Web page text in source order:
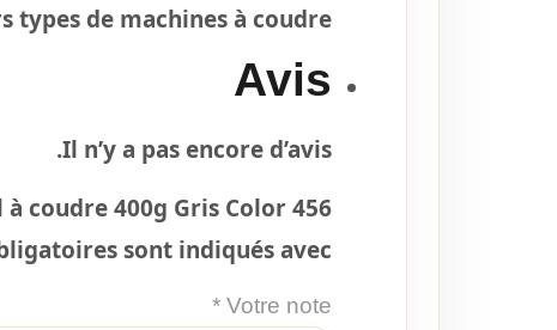
de machines à coudre.
Avis
Il n’y a pas encore d’avis.
coudre 400g Gris Color 456”
sont indiqués avec
Votre note
*